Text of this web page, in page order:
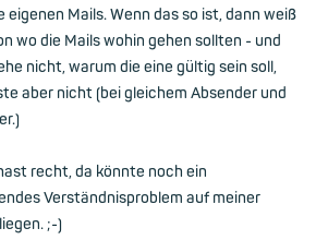
eigenen Mails. Wenn das so ist, dann weiß
wo die Mails wohin gehen sollten - und
nicht, warum die eine gültig sein soll,
aber nicht (bei gleichem Absender und
recht, da könnte noch ein
Verständnisproblem auf meiner
;-)